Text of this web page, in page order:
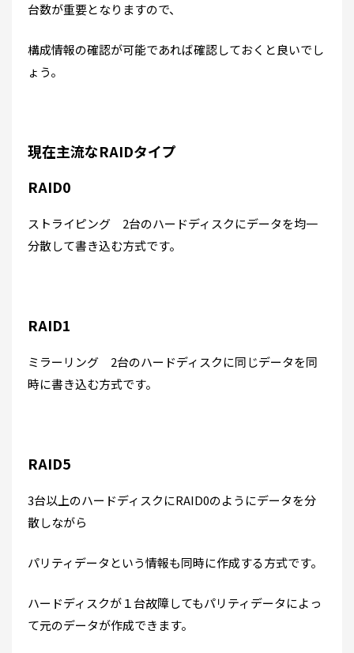
台数が重要となりますので、
構成情報の確認が可能であれば確認しておくと良いでし
ょう。
現在主流なRAIDタイプ
RAID0
ストライピング 2台のハードディスクにデータを均一
分散して書き込む方式です。
RAID1
ミラーリング 2台のハードディスクに同じデータを同
時に書き込む方式です。
RAID5
3台以上のハードディスクにRAID0のようにデータを分
散しながら
パリティデータという情報も同時に作成する方式です。
ハードディスクが１台故障してもパリティデータによっ
て元のデータが作成できます。